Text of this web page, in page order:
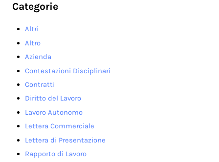
Categorie
Altri
Altro
Azienda
Contestazioni Disciplinari
Contratti
Diritto del Lavoro
Lavoro Autonomo
Lettera Commerciale
Lettera di Presentazione
Rapporto di Lavoro